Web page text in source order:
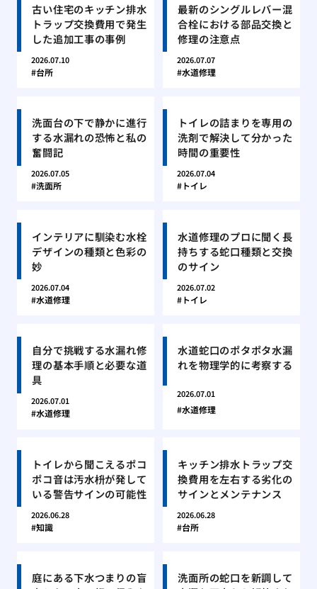
古い住宅のキッチン排水
トラップ交換費用で発生
した追加工事の事例
2026.07.10
台所
最新のシングルレバー混
合栓における部品交換と
修理の注意点
2026.07.07
水道修理
洗面台の下で静かに進行
する水漏れの恐怖と私の
奮闘記
2026.07.05
洗面所
トイレの詰まりを専用の
洗剤で解決して分かった
時間の重要性
2026.07.04
トイレ
インテリアに馴染む水栓
デザインの種類と色彩の
妙
2026.07.04
水道修理
水道修理のプロに聞く長
持ちする蛇口種類と交換
のサイン
2026.07.02
トイレ
自分で挑戦する水漏れ修
理の基本手順と必要な道
具
2026.07.01
水道修理
水道蛇口のポタポタ水漏
れを物理学的に考察する
2026.07.01
水道修理
トイレから聞こえるポコ
ポコ音は汚水枡が発して
いる警告サインの可能性
2026.06.28
知識
キッチン排水トラップ交
換費用を左右する劣化の
サインとメンテナンス
2026.06.28
台所
庭にある下水つまりの盲
洗面所の蛇口を新調して